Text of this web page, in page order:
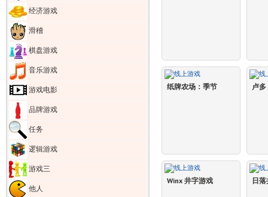
经济游戏
滑稽
棋盘游戏
音乐游戏
游戏电影
品牌游戏
任务
逻辑游戏
游戏三
他人
纸牌农场：季节 卢
Winx 井字游戏 日